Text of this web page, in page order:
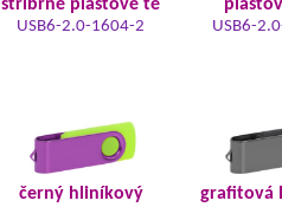
stříbrné plastové tě
USB6-2.0-1604-2 USB6-
černý hliníkový
grafitová